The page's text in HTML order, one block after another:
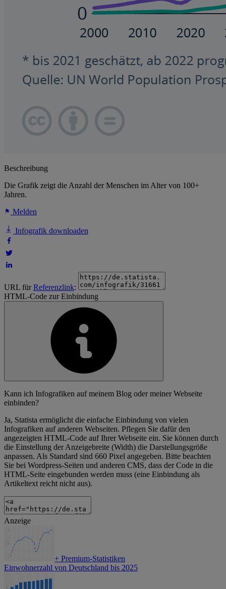
Beschreibung
Die Grafik zeigt die Anzahl der Menschen im Alter von 100+
Jahren.
Melden
Infografik downloaden
URL fürReferenzlink:
HTML-Code zur Einbindung
Kann ich Infografiken auf meinem Blog oder meiner Webseite
einbinden?
Ja, Statista ermöglicht die einfache Einbindung von vielen
Infografiken auf anderen Webseiten. Pflegen Sie dafür den
angezeigten HTML-Code auf Ihrer Webseite ein. Sie können durch
die Einstellung der Anzeigebreite (Width) die Darstellungsgröße
anpassen. Als Standard sind 660 Pixel angegeben. Bitte beachten
Sie bei Wordpress-Seiten und anderen CMS, dass der Code in die
HTML-Seite eingebunden werden muss (eine Einbindung als
Artikeltext reicht nicht aus).
Anzeige
+ Premium-Statistiken
Einwohnerzahl von Deutschland bis 2025